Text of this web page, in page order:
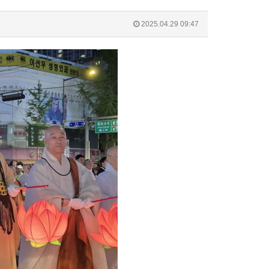
2025.04.29 09:47